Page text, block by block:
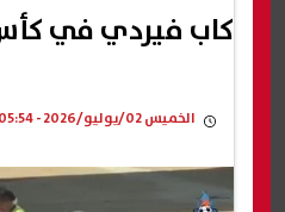
كاب فيردي في كأس
الخميس 02/يوليو/2026 - 05:54 م